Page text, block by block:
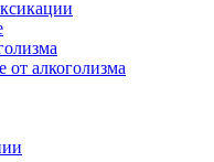
от алкоголизма